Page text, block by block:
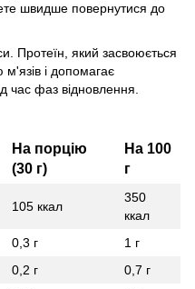
швидше повернутися до
Протеїн, який засвоюється
і допомагає
час фаз відновлення.
На порцію
(30 г)
На 100
г
105 ккал
350
ккал
0,3 г
1 г
0,2 г
0,7 г